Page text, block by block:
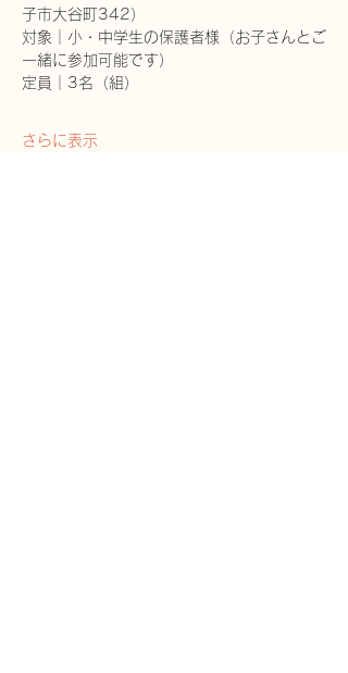
子市大谷町342）
対象｜小・中学生の保護者様（お子さんとご
一緒に参加可能です）
定員｜3名（組）
さらに表示